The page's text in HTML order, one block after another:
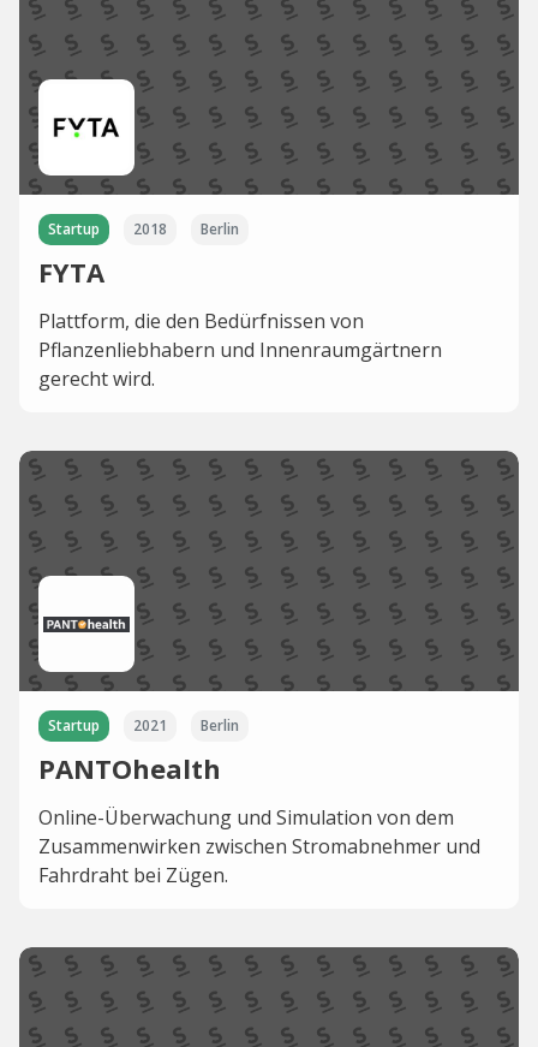
Startup 2018 Berlin
FYTA
Plattform, die den Bedürfnissen von
Pflanzenliebhabern und Innenraumgärtnern
gerecht wird.
Startup 2021 Berlin
PANTOhealth
Online-Überwachung und Simulation von dem
Zusammenwirken zwischen Stromabnehmer und
Fahrdraht bei Zügen.